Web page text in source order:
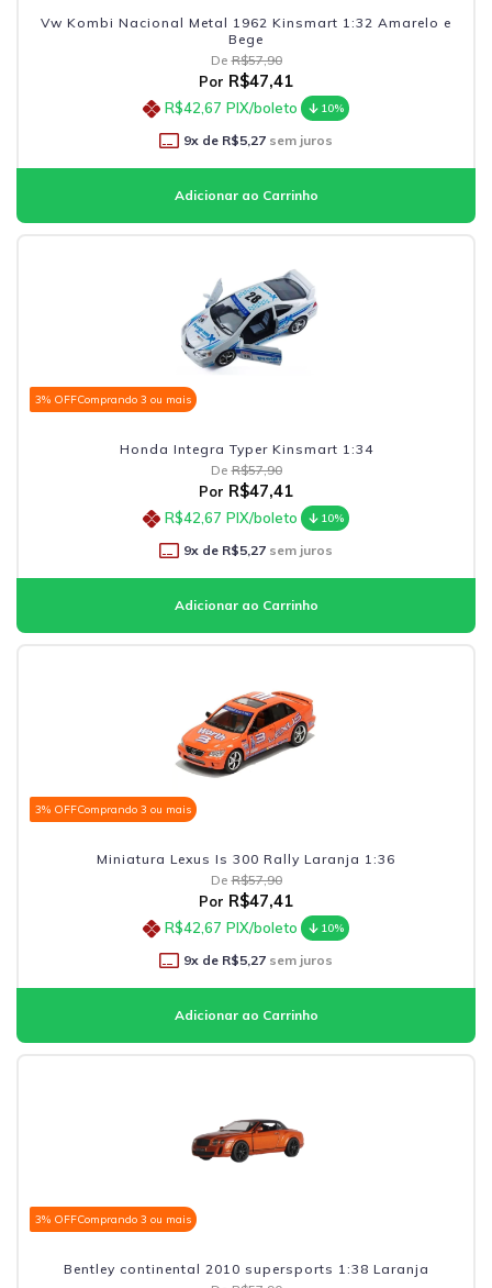
Vw Kombi Nacional Metal 1962 Kinsmart 1:32 Amarelo e
Bege
De R$57,90
Por R$47,41
R$42,67 PIX/boleto 10%
9x de R$5,27 sem juros
3% OFFComprando 3 ou mais
Honda Integra Typer Kinsmart 1:34
De R$57,90
Por R$47,41
R$42,67 PIX/boleto 10%
9x de R$5,27 sem juros
3% OFFComprando 3 ou mais
Miniatura Lexus Is 300 Rally Laranja 1:36
De R$57,90
Por R$47,41
R$42,67 PIX/boleto 10%
9x de R$5,27 sem juros
3% OFFComprando 3 ou mais
Bentley continental 2010 supersports 1:38 Laranja